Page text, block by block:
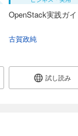
OpenStack実践ガ
古賀政純
試し読み